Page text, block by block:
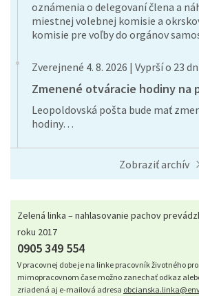
oznámenia o delegovaní člena a
miestnej volebnej komisie a
komisie pre voľby do orgánov
Zverejnené 4. 8. 2026 | Vyprší o 23
Zmenené otváracie hodiny na
Leopoldovská pošta bude mať
hodiny…
Zobraziť archív
Zelená linka – nahlasovanie pachov
roku 2017
0905 349 554
V pracovnej dobe je na linke pracovník životného
mimopracovnom čase možno zanechať odkaz
zriadená aj e-mailová adresa